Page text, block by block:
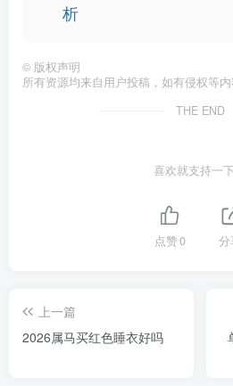
析
© 版权声明
所有资源均来自用户投稿，如有侵权等内
THE END
喜欢就支持一
点赞0 分
上一篇
2026属马买红色睡衣好吗